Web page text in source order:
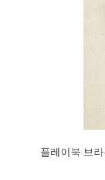
플레이북 브